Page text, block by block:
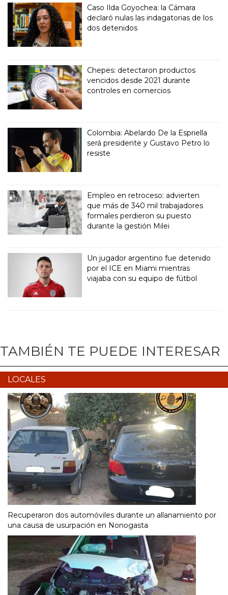
Caso Ilda Goyochea: la Cámara
declaró nulas las indagatorias de los
dos detenidos
Chepes: detectaron productos
vencidos desde 2021 durante
controles en comercios
Colombia: Abelardo De la Espriella
será presidente y Gustavo Petro lo
resiste
Empleo en retroceso: advierten
que más de 340 mil trabajadores
formales perdieron su puesto
durante la gestión Milei
Un jugador argentino fue detenido
por el ICE en Miami mientras
viajaba con su equipo de fútbol
TAMBIÉN TE PUEDE INTERESAR
LOCALES
Recuperaron dos automóviles durante un allanamiento por
una causa de usurpación en Nonogasta